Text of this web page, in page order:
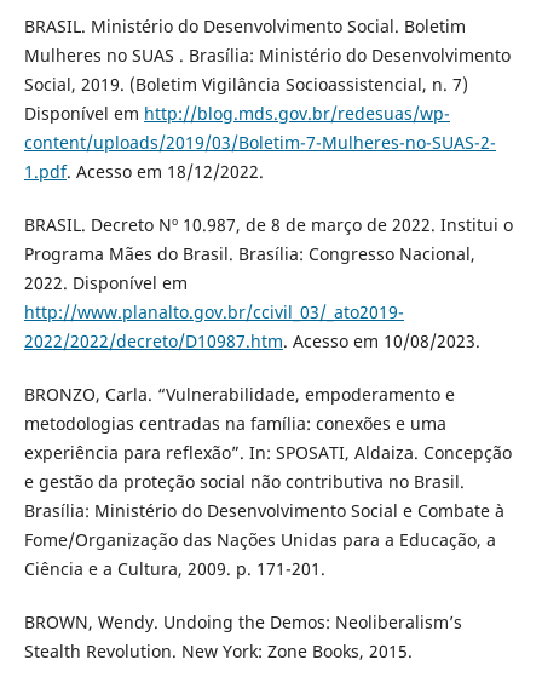
BRASIL. Ministério do Desenvolvimento Social. Boletim
Mulheres no SUAS . Brasília: Ministério do Desenvolvimento
Social, 2019. (Boletim Vigilância Socioassistencial, n. 7)
Disponível em http://blog.mds.gov.br/redesuas/wp-
content/uploads/2019/03/Boletim-7-Mulheres-no-SUAS-2-
1.pdf. Acesso em 18/12/2022.
BRASIL. Decreto Nº 10.987, de 8 de março de 2022. Institui o
Programa Mães do Brasil. Brasília: Congresso Nacional,
2022. Disponível em
http://www.planalto.gov.br/ccivil_03/_ato2019-
2022/2022/decreto/D10987.htm. Acesso em 10/08/2023.
BRONZO, Carla. “Vulnerabilidade, empoderamento e
metodologias centradas na família: conexões e uma
experiência para reflexão”. In: SPOSATI, Aldaiza. Concepção
e gestão da proteção social não contributiva no Brasil.
Brasília: Ministério do Desenvolvimento Social e Combate à
Fome/Organização das Nações Unidas para a Educação, a
Ciência e a Cultura, 2009. p. 171-201.
BROWN, Wendy. Undoing the Demos: Neoliberalism’s
Stealth Revolution. New York: Zone Books, 2015.